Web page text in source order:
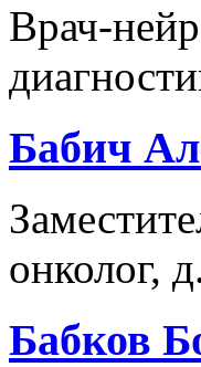
Врач-
Бабич
онколог,
Бабков